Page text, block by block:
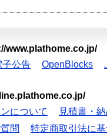
www.plathome.co.jp/
子公告 OpenBlocks
について
見積書・
問
特定商取引法に